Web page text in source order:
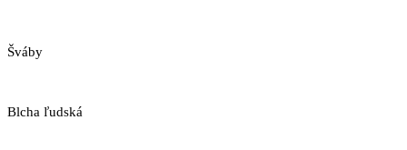
Šváby
Blcha ľudská